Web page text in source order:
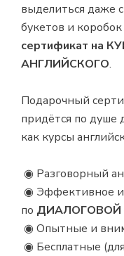
выделиться даже
букетов и
сертификат на
АНГЛИЙСКОГО.
Подарочный
придётся по душе
как курсы
◉ Разговорный
◉ Эффективное и
по ДИАЛОГОВОЙ
◉ Опытные и
◉ Бесплатные